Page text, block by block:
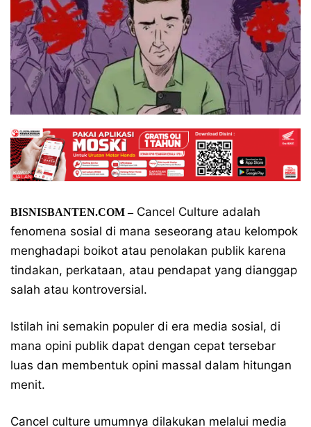
BISNISBANTEN.COM –Cancel Culture adalah
fenomena sosial di mana seseorang atau kelompok
menghadapi boikot atau penolakan publik karena
tindakan, perkataan, atau pendapat yang dianggap
salah atau kontroversial.
Istilah ini semakin populer di era media sosial, di
mana opini publik dapat dengan cepat tersebar
luas dan membentuk opini massal dalam hitungan
menit.
Cancel culture umumnya dilakukan melalui media